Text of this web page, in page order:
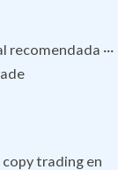
···
trading en